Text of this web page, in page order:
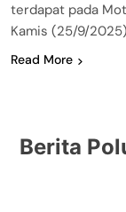
Berita
terdapat pada
Kamis (25/9/
Read More